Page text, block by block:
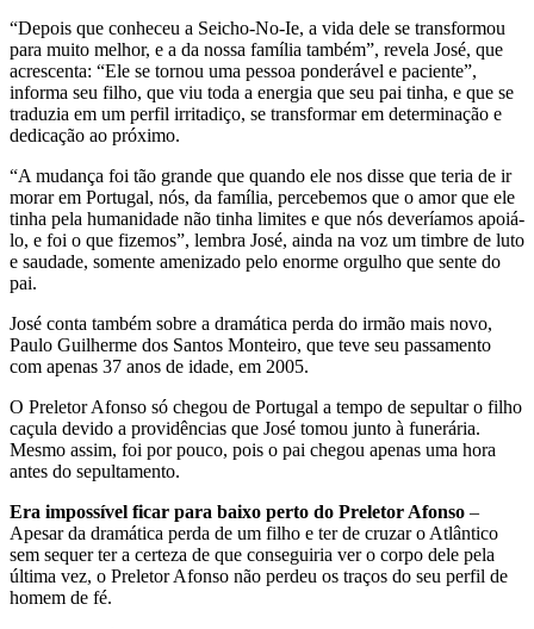
“Depois que conheceu a Seicho-No-Ie, a vida dele se transformou
para muito melhor, e a da nossa família também”, revela José, que
acrescenta: “Ele se tornou uma pessoa ponderável e paciente”,
informa seu filho, que viu toda a energia que seu pai tinha, e que se
traduzia em um perfil irritadiço, se transformar em determinação e
dedicação ao próximo.
“A mudança foi tão grande que quando ele nos disse que teria de ir
morar em Portugal, nós, da família, percebemos que o amor que ele
tinha pela humanidade não tinha limites e que nós deveríamos apoiá-
lo, e foi o que fizemos”, lembra José, ainda na voz um timbre de luto
e saudade, somente amenizado pelo enorme orgulho que sente do
pai.
José conta também sobre a dramática perda do irmão mais novo,
Paulo Guilherme dos Santos Monteiro, que teve seu passamento
com apenas 37 anos de idade, em 2005.
O Preletor Afonso só chegou de Portugal a tempo de sepultar o filho
caçula devido a providências que José tomou junto à funerária.
Mesmo assim, foi por pouco, pois o pai chegou apenas uma hora
antes do sepultamento.
Era impossível ficar para baixo perto do Preletor Afonso –
Apesar da dramática perda de um filho e ter de cruzar o Atlântico
sem sequer ter a certeza de que conseguiria ver o corpo dele pela
última vez, o Preletor Afonso não perdeu os traços do seu perfil de
homem de fé.